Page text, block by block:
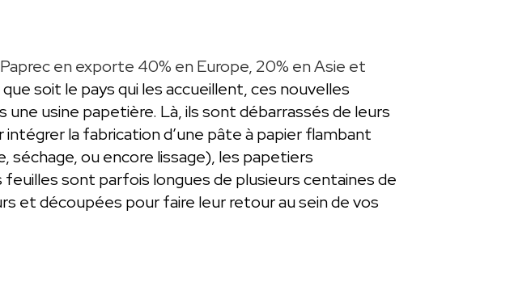
en exporte 40% en Europe, 20% en Asie et
soit le pays qui les accueillent, ces nouvelles
usine papetière. Là, ils sont débarrassés de leurs
la fabrication d’une pâte à papier flambant
ou encore lissage), les papetiers
sont parfois longues de plusieurs centaines de
et découpées pour faire leur retour au sein de vos